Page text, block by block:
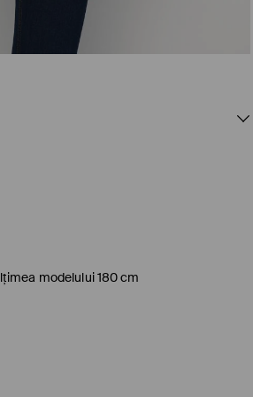
modelului 180 cm